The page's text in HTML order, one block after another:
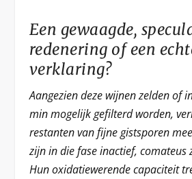
Een gewaagde,
redenering of een
verklaring?
Aangezien deze wijnen zelden of
min mogelijk gefilterd worden,
restanten van fijne gistsporen
zijn in die fase inactief, comateus
Hun oxidatiewerende capaciteit